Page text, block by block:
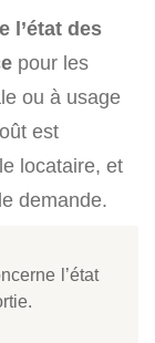
l’état des
pour les
ou à usage
est
locataire, et
demande.
l’état